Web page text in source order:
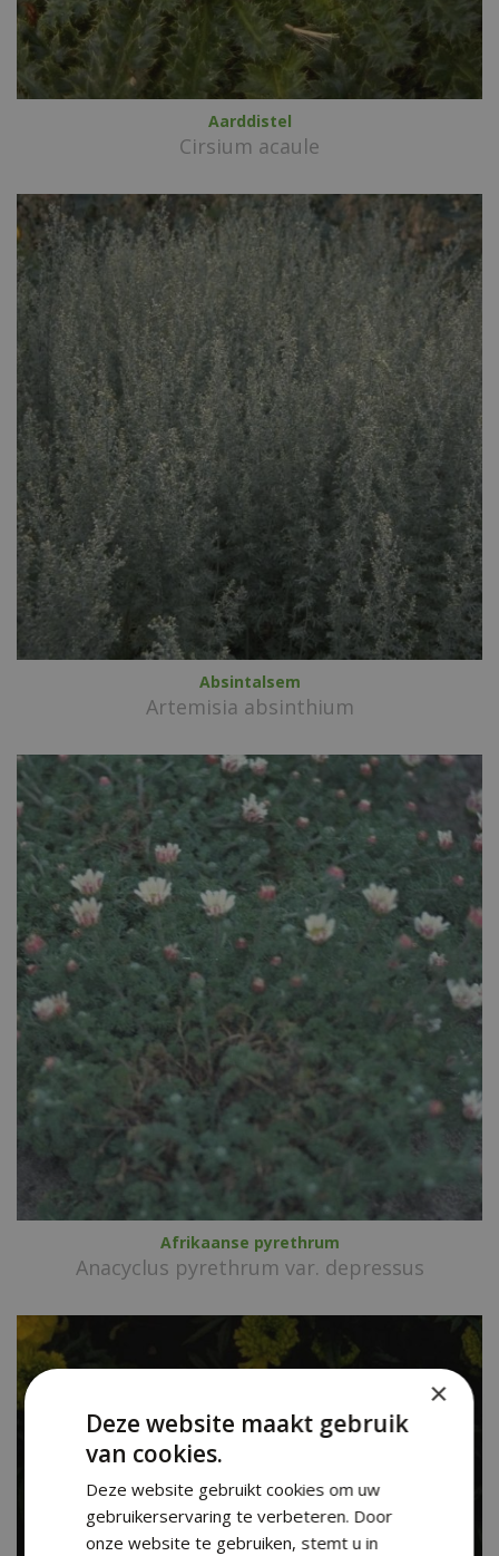
Aarddistel
Cirsium acaule
Absintalsem
Artemisia absinthium
Afrikaanse pyrethrum
Anacyclus pyrethrum var. depressus
×
Deze website maakt gebruik
van cookies.
Deze website gebruikt cookies om uw
gebruikerservaring te verbeteren. Door
onze website te gebruiken, stemt u in